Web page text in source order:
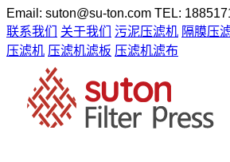
Email: suton@su-ton.com TEL:
联系我们
关于我们 污泥压滤机 隔膜压
压滤机 压滤机滤板 压滤机滤布